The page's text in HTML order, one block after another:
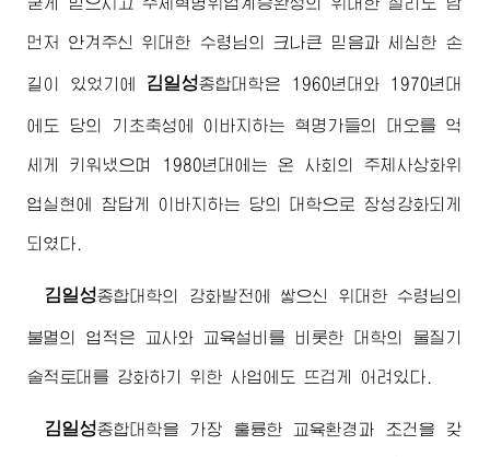
먼저 안겨주신위대한 수령님 의 크나큰 믿음과 세심한 손
길이 있었기에 김일성종합대학은 1960년대와 1970년대
에도 당의 기초축성에 이바지하는 혁명가들의 대오를 억
세게 키워냈으며 1980년대에는 온 사회의 주체사상화위
업실현에 참답게 이바지하는 당의 대학으로 장성강화되게
되였다.
김일성종합대학의 강화발전에 쌓으신 위대한 수령님 의
불멸의 업적은 교사와 교육설비를 비롯한 대학의 물질기
술적토대를 강화하기 위한 사업에도 뜨겁게 어려있다.
김일성종합대학을 가장 훌륭한 교육환경과 조건을 갖